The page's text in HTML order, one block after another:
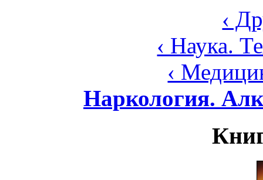
‹
‹ Наука.
‹
Наркология.